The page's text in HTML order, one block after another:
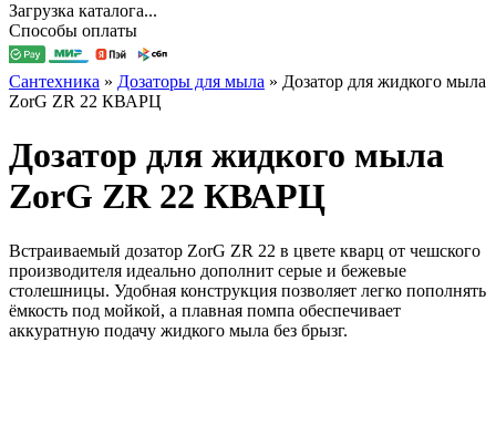
Загрузка каталога...
Способы оплаты
Сантехника » Дозаторы для мыла » Дозатор для жидкого мыла
ZorG ZR 22 КВАРЦ
Дозатор для жидкого мыла
ZorG ZR 22 КВАРЦ
Встраиваемый дозатор ZorG ZR 22 в цвете кварц от чешского
производителя идеально дополнит серые и бежевые
столешницы. Удобная конструкция позволяет легко пополнять
ёмкость под мойкой, а плавная помпа обеспечивает
аккуратную подачу жидкого мыла без брызг.